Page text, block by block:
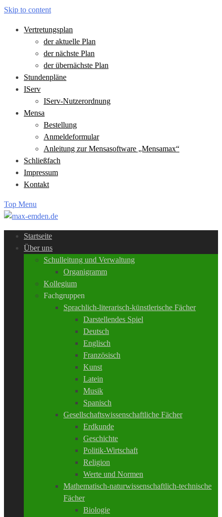
Skip to content
Vertretungsplan
der aktuelle Plan
der nächste Plan
der übernächste Plan
Stundenpläne
IServ
IServ-Nutzerordnung
Mensa
Bestellung
Anmeldeformular
Anleitung zur Mensasoftware „Mensamax“
Schließfach
Impressum
Kontakt
Top Menu
Startseite
Über uns
Schulleitung und Verwaltung
Organigramm
Kollegium
Fachgruppen
Sprachlich-literarisch-künstlerische Fächer
Darstellendes Spiel
Deutsch
Englisch
Französisch
Kunst
Latein
Musik
Spanisch
Gesellschaftswissenschaftliche Fächer
Erdkunde
Geschichte
Politik-Wirtschaft
Religion
Werte und Normen
Mathematisch-naturwissenschaftlich-technische
Fächer
Biologie